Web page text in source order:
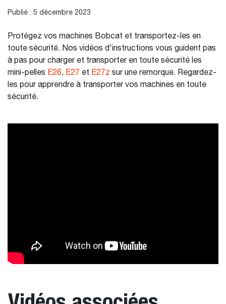
Publié : 5 décembre 2023
Protégez vos machines Bobcat et transportez-les en
toute sécurité. Nos vidéos d'instructions vous guident pas
à pas pour charger et transporter en toute sécurité les
mini-pelles E26, E27 et E27z sur une remorque. Regardez-
les pour apprendre à transporter vos machines en toute
sécurité.